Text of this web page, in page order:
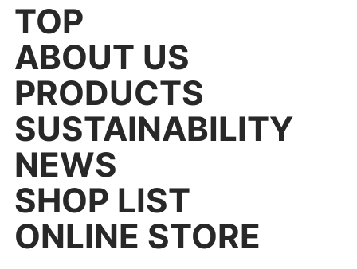
TOP
ABOUT US
PRODUCTS
SUSTAINABILITY
NEWS
SHOP LIST
ONLINE STORE